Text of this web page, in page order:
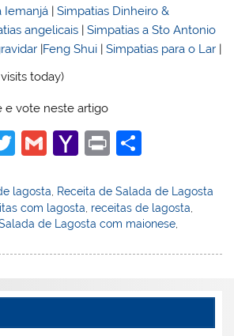
Iemanjá |Simpatias Dinheiro &
angelicais |Simpatias a Sto Antonio
|Feng Shui |Simpatias para o Lar |
today)
e vote neste artigo
T
itt
er
G
ai
l
Y
h
o
ai
Pr
t
ar
e
lagosta
Receita de Salada de Lagosta
com lagosta, receitas de lagosta,
de Lagosta com maionese,